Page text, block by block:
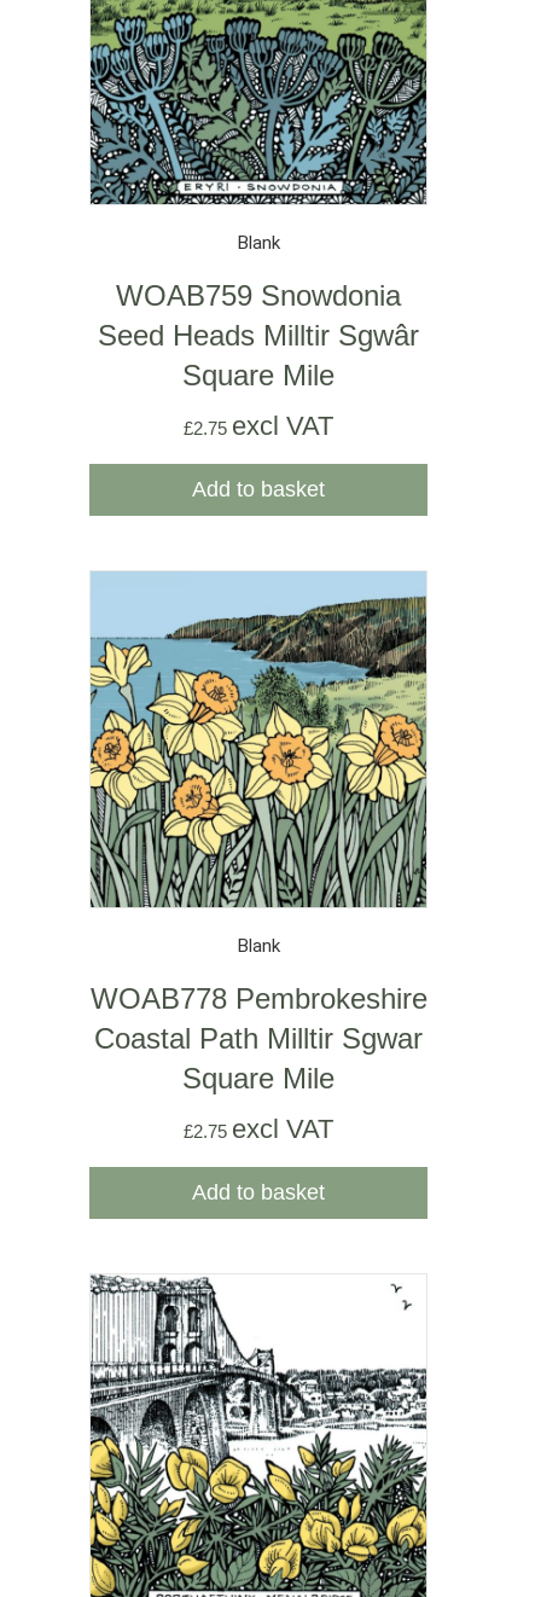
Blank
WOAB759 Snowdonia
Seed Heads Milltir Sgwâr
Square Mile
£2.75 excl VAT
Add to basket
Blank
WOAB778 Pembrokeshire
Coastal Path Milltir Sgwar
Square Mile
£2.75 excl VAT
Add to basket